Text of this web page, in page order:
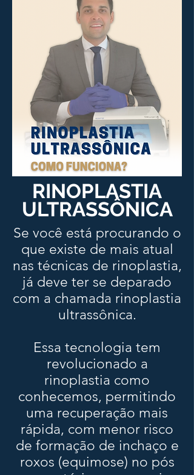
RINOPLASTIA
ULTRASSÔNICA
Se você está procurando o
que existe de mais atual
nas técnicas de rinoplastia,
já deve ter se deparado
com a chamada rinoplastia
ultrassônica.
Essa tecnologia tem
revolucionado a
rinoplastia como
conhecemos, permitindo
uma recuperação mais
rápida, com menor risco
de formação de inchaço e
roxos (equimose) no pós